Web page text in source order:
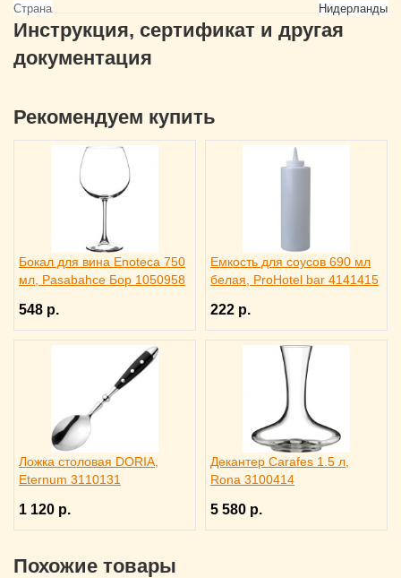
Страна
Нидерланды
Инструкция, сертификат и другая
документация
Рекомендуем купить
Бокал для вина Enoteca 750
мл, Pasabahce Бор 1050958
548 р.
Емкость для соусов 690 мл
белая, ProHotel bar 4141415
222 р.
Ложка столовая DORIA,
Eternum 3110131
1 120 р.
Декантер Carafes 1.5 л,
Rona 3100414
5 580 р.
Похожие товары